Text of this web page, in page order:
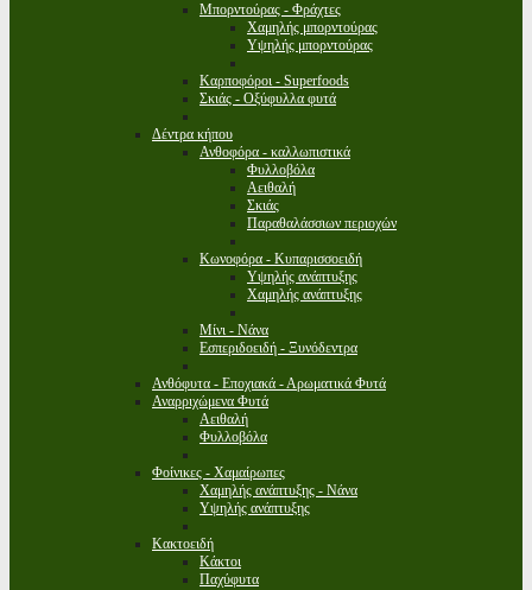
Μπορντούρας - Φράχτες
Χαμηλής μπορντούρας
Υψηλής μπορντούρας
Καρποφόροι - Superfoods
Σκιάς - Οξύφυλλα φυτά
Δέντρα κήπου
Ανθοφόρα - καλλωπιστικά
Φυλλοβόλα
Αειθαλή
Σκιάς
Παραθαλάσσιων περιοχών
Κωνοφόρα - Κυπαρισσοειδή
Υψηλής ανάπτυξης
Χαμηλής ανάπτυξης
Μίνι - Νάνα
Εσπεριδοειδή - Ξυνόδεντρα
Ανθόφυτα - Εποχιακά - Αρωματικά Φυτά
Αναρριχώμενα Φυτά
Αειθαλή
Φυλλοβόλα
Φοίνικες - Χαμαίρωπες
Χαμηλής ανάπτυξης - Νάνα
Υψηλής ανάπτυξης
Κακτοειδή
Κάκτοι
Παχύφυτα